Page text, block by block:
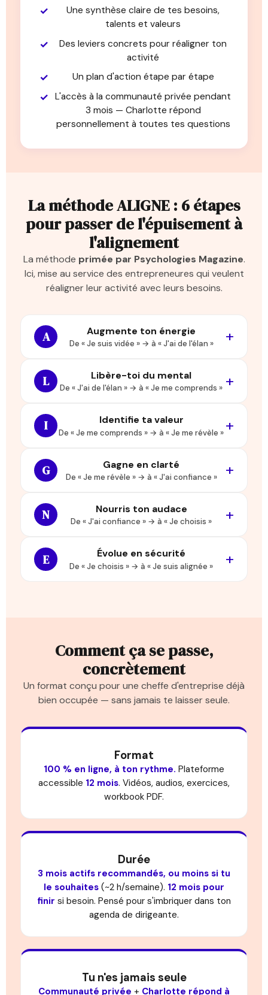
Une synthèse claire de tes besoins,
talents et valeurs
Des leviers concrets pour réaligner ton
activité
Un plan d'action étape par étape
L'accès à la communauté privée pendant
3 mois — Charlotte répond
personnellement à toutes tes questions
La méthode ALIGNE : 6 étapes
pour passer de l'épuisement à
l'alignement
La méthode primée par Psychologies Magazine.
Ici, mise au service des entrepreneures qui veulent
réaligner leur activité avec leurs besoins.
A Augmente ton énergie
De « Je suis vidée » → à « J'ai de l'élan »
L Libère-toi du mental
De « J'ai de l'élan » → à « Je me comprends »
I Identifie ta valeur
De « Je me comprends » → à « Je me révèle »
G Gagne en clarté
De « Je me révèle » → à « J'ai confiance »
N Nourris ton audace
De « J'ai confiance » → à « Je choisis »
E Évolue en sécurité
De « Je choisis » → à « Je suis alignée »
Comment ça se passe,
concrètement
Un format conçu pour une cheffe d'entreprise déjà
bien occupée — sans jamais te laisser seule.
Format
100 % en ligne, à ton rythme. Plateforme
accessible 12 mois. Vidéos, audios, exercices,
workbook PDF.
Durée
3 mois actifs recommandés, ou moins si tu
le souhaites (~2 h/semaine). 12 mois pour
finir si besoin. Pensé pour s'imbriquer dans ton
agenda de dirigeante.
Tu n'es jamais seule
Communauté privée + Charlotte répond à